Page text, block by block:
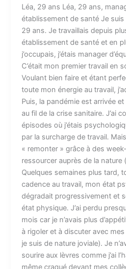
Léa, 29 ans Léa, 29 ans,
établissement de santé Je
29 ans. Je travaillais depuis
établissement de santé et en
j’occupais, j’étais manager
C’était mon premier travail en
Voulant bien faire et étant
toute mon énergie au travail,
Puis, la pandémie est arrivée et
au fil de la crise sanitaire. J’ai
épisodes où j’étais
par la surcharge de travail. Mais
« remonter » grâce à des
ressourcer auprès de la nature
Quelques semaines plus tard,
cadence au travail, mon état
dégradait progressivement et
état physique. J’ai perdu
mois car je n’avais plus
à rigoler et à discuter avec
je suis de nature joviale). Je
sourire aux lèvres comme j’ai
même craqué devant mes